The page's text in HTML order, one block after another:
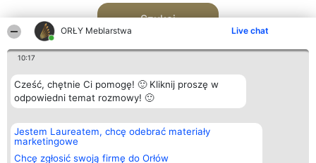
ORŁY Meblarstwa Live chat
10:17
Cześć, chętnie Ci pomogę! 🙂 Kliknij proszę w
odpowiedni temat rozmowy! 🙂
Jestem Laureatem, chcę odebrać materiały
marketingowe
Chcę zgłosić swoją firmę do Orłów
Szukaj
Organizator plebiscytu
Bright Side Solutions sp. z o.
o. sp. k.
ul. Ruska 22
Plebiscyt
Laureaci
wszystkich
Kontakt
Kontakt